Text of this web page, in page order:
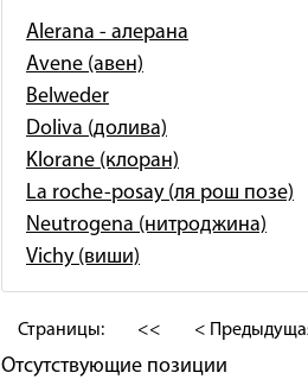
Alerana - алерана
Avene (авен)
Belweder
Doliva (долива)
Klorane (клоран)
La roche-posay (ля рош позе)
Neutrogena (нитроджина)
Vichy (виши)
Страницы: << <
Отсутствующие позиции